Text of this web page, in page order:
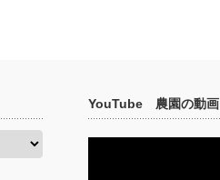
YouTube 農園の動画